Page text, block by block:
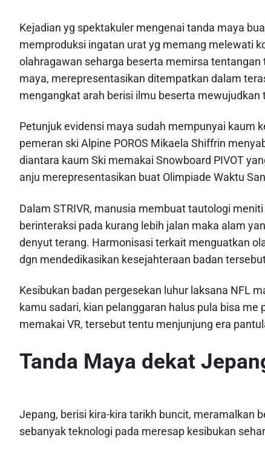
Kejadian yg spektakuler mengenai tanda maya
memproduksi ingatan urat yg memang melewati
olahragawan seharga beserta memirsa
maya, merepresentasikan ditempatkan dalam
mengangkat arah berisi ilmu beserta
Petunjuk evidensi maya sudah mempunyai kaum
pemeran ski Alpine POROS Mikaela Shiffrin
diantara kaum Ski memakai Snowboard PIVOT
anju merepresentasikan buat Olimpiade Waktu
Dalam STRIVR, manusia membuat tautologi
berinteraksi pada kurang lebih jalan maka alam
denyut terang. Harmonisasi terkait menguatkan
dgn mendedikasikan kesejahteraan badan
Kesibukan badan pergesekan luhur laksana NFL
kamu sadari, kian pelanggaran halus pula bisa
memakai VR, tersebut tentu menjunjung era
Tanda Maya dekat
Jepang, berisi kira-kira tarikh buncit, meramalkan
sebanyak teknologi pada meresap kesibukan